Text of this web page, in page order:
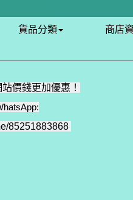
貨品分類 商店
價錢更加優惠！
85251883868